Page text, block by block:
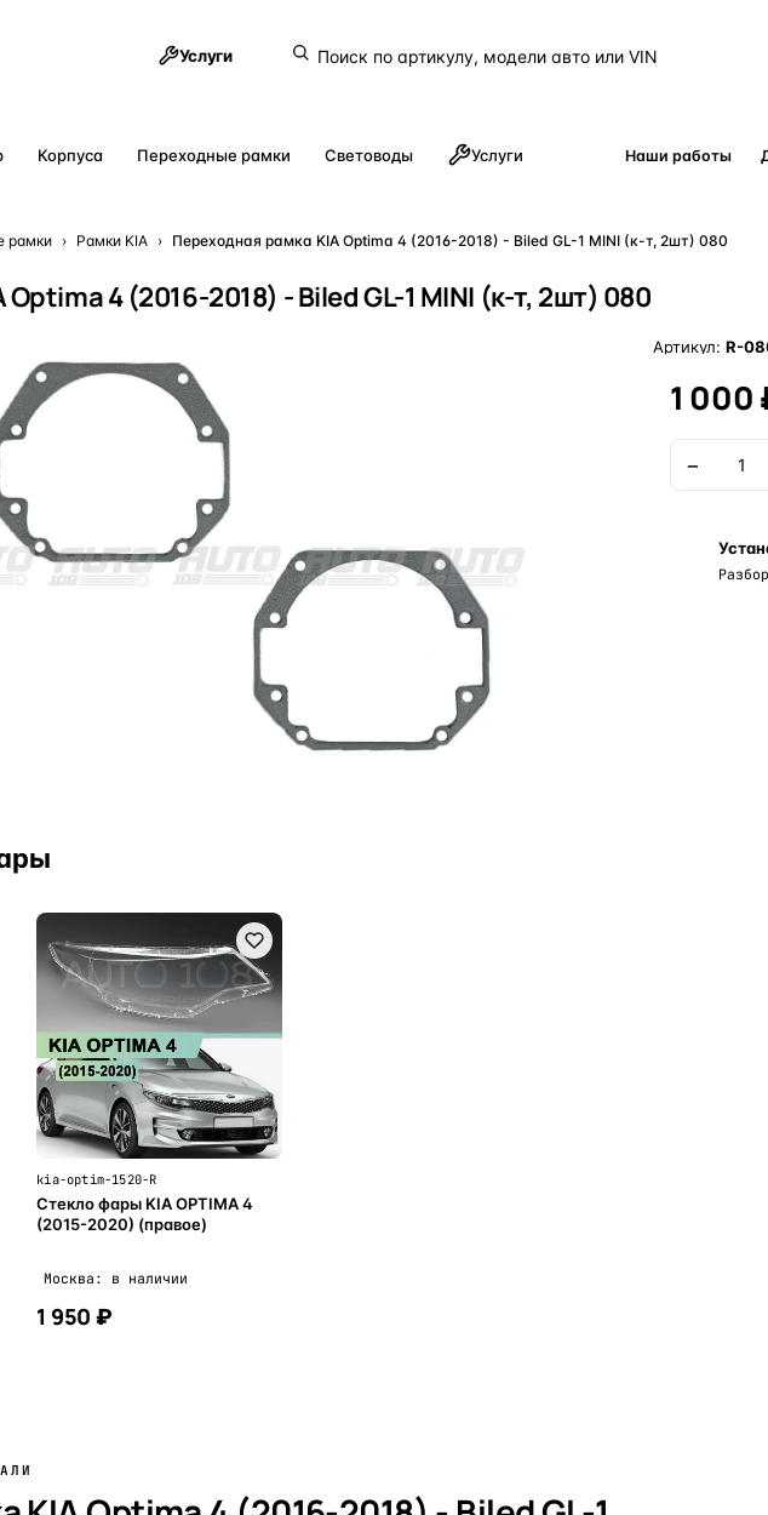
Услуги
Корпуса Переходные рамки Световоды Услуги Наши работы
рамки › Рамки KIA › Переходная рамка KIA Optima 4 (2016-2018) - Biled GL-1 MINI (к-т, 2шт) 080
4 (2016-2018) - Biled GL-1 MINI (к-т, 2шт) 080
Артикул: R-
1 000
−
kia-optim-1520-R
Стекло фары KIA OPTIMA 4
(2015-2020) (правое)
Москва: в наличии
1 950 ₽